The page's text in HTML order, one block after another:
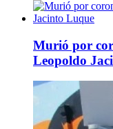
Murió por
Leopoldo